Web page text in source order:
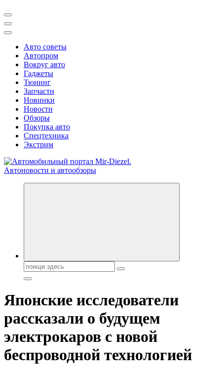
Авто советы
Автопром
Вокруг авто
Гаджеты
Тюнинг
Запчасти
Новинки
Новости
Обзоры
Покупка авто
Спецтехника
Экстрим
Справочник автомобилиста. Обзор новинок популярных
Поиск:
Японские исследователи
рассказали о будущем
электрокаров с новой
беспроводной технологией